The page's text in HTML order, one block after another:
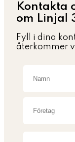
Kontakta
om Linjal
Fyll i dina
återkommer